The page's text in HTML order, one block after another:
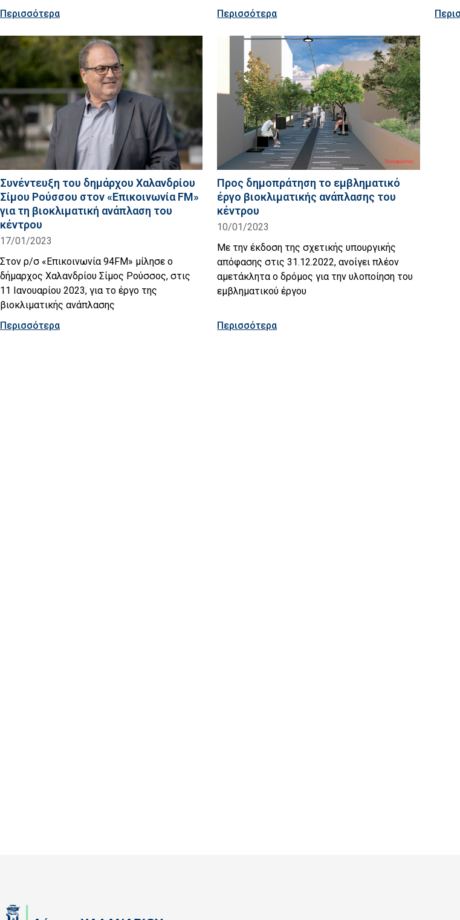
Περισσότερα
Περισσότερα
Συνέντευξη του δημάρχου Χαλανδρίου
Σίμου Ρούσσου στον «Επικοινωνία FM»
για τη βιοκλιματική ανάπλαση του
κέντρου
17/01/2023
Στον ρ/σ «Επικοινωνία 94FM» μίλησε ο
δήμαρχος Χαλανδρίου Σίμος Ρούσσος, στις
11 Ιανουαρίου 2023, για το έργο της
βιοκλιματικής ανάπλασης
Περισσότερα
Προς δημοπράτηση το εμβληματικό
έργο βιοκλιματικής ανάπλασης του
κέντρου
10/01/2023
Με την έκδοση της σχετικής υπουργικής
απόφασης στις 31.12.2022, ανοίγει πλέον
αμετάκλητα ο δρόμος για την υλοποίηση του
εμβληματικού έργου
Περισσότερα